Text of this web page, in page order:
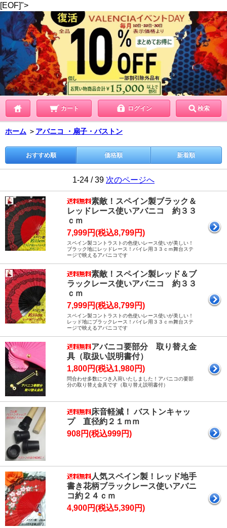
[EOF]">
カート ログイン 検索
ホーム ＞ アバニコ ・扇子・バストン
おすすめ順 価格順 新着順
1-24 / 39 次のページへ
素敵！スペイン製ブラック＆
レッドレース使いアバニコ 約３３
ｃｍ
7,999円(税込8,799円)
スペイン製コントラストの色使いレース使いが美しい！
ブラック地にレッドレース！バイレ用３３ｃｍ舞台ステ
ージで映えるアバニコです
素敵！スペイン製レッド＆ブ
ラックレース使いアバニコ 約３３
ｃｍ
7,999円(税込8,799円)
スペイン製コントラストの色使いレース使いが美しい！
レッド地にブラックレース！バイレ用３３ｃｍ舞台ステ
ージで映えるアバニコです
アバニコ要部分 取り替え金
具（取扱い説明書付）
1,800円(税込1,980円)
問合わせ多数につき入荷いたしました！アバニコの要部
分の取り替え金具です（取り替え説明書付）
床音軽減！ バストンキャッ
プ 直径約２１ｍｍ
908円(税込999円)
人気スペイン製！レッド地手
書き花柄ブラックレース使いアバニ
コ約２４ｃｍ
4,900円(税込5,390円)